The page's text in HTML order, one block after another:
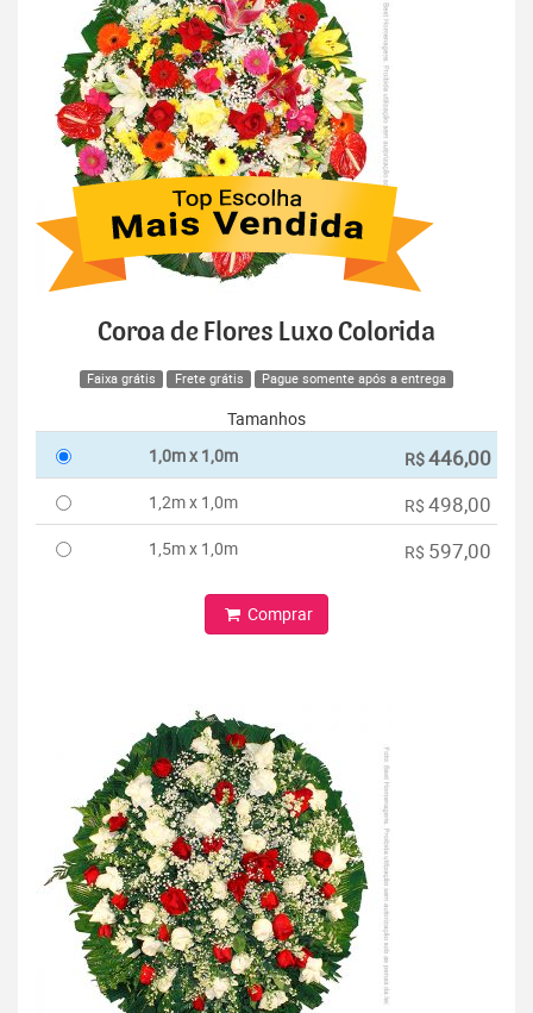
Coroa de Flores Luxo Colorida
Faixa grátis Frete grátis Pague somente após a entrega
Tamanhos
1,0m x 1,0m
R$446,00
1,2m x 1,0m R$ 498,00
1,5m x 1,0m R$ 597,00
Comprar